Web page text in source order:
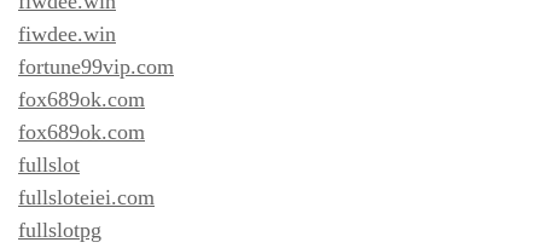
fiwdee.win
fortune99vip.com
fox689ok.com
fox689ok.com
fullslot
fullsloteiei.com
fullslotpg